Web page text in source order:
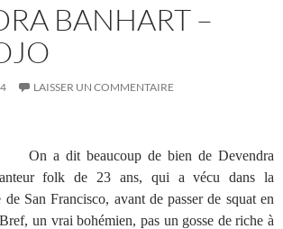
BANHART –
LAISSER UN COMMENTAIRE
On a dit beaucoup de bien de Devendra
folk de 23 ans, qui a vécu dans la
San Francisco, avant de passer de squat en
un vrai bohémien, pas un gosse de riche à